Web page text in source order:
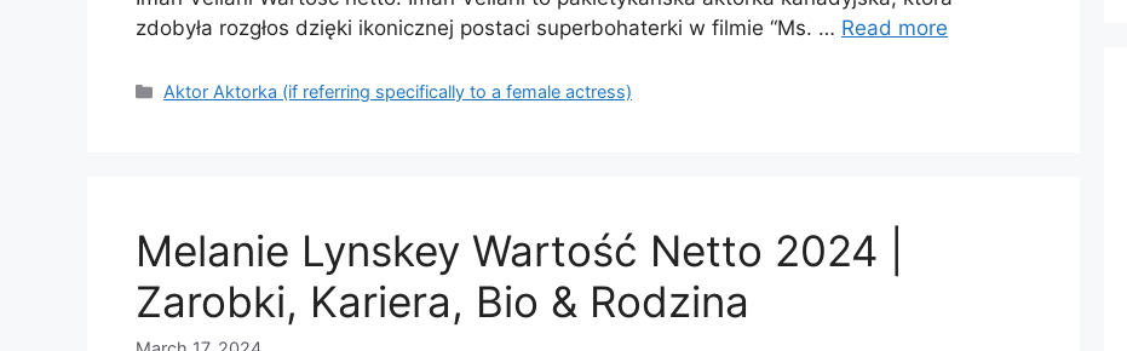
zdobyła rozgłos dzięki ikonicznej postaci superbohaterki w filmie “Ms. … Read more
Categories
Aktor Aktorka (if referring specifically to a female actress)
Melanie Lynskey Wartość Netto 2024 |
Zarobki, Kariera, Bio & Rodzina